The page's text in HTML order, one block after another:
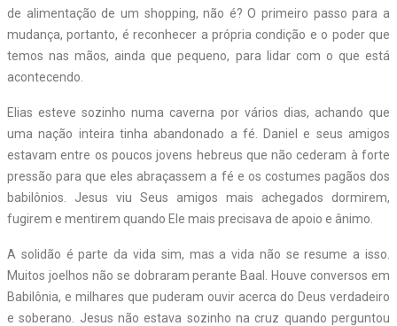
de alimentação de um shopping, não é? O primeiro passo para a
mudança, portanto, é reconhecer a própria condição e o poder que
temos nas mãos, ainda que pequeno, para lidar com o que está
acontecendo.
Elias esteve sozinho numa caverna por vários dias, achando que
uma nação inteira tinha abandonado a fé. Daniel e seus amigos
estavam entre os poucos jovens hebreus que não cederam à forte
pressão para que eles abraçassem a fé e os costumes pagãos dos
babilônios. Jesus viu Seus amigos mais achegados dormirem,
fugirem e mentirem quando Ele mais precisava de apoio e ânimo.
A solidão é parte da vida sim, mas a vida não se resume a isso.
Muitos joelhos não se dobraram perante Baal. Houve conversos em
Babilônia, e milhares que puderam ouvir acerca do Deus verdadeiro
e soberano. Jesus não estava sozinho na cruz quando perguntou